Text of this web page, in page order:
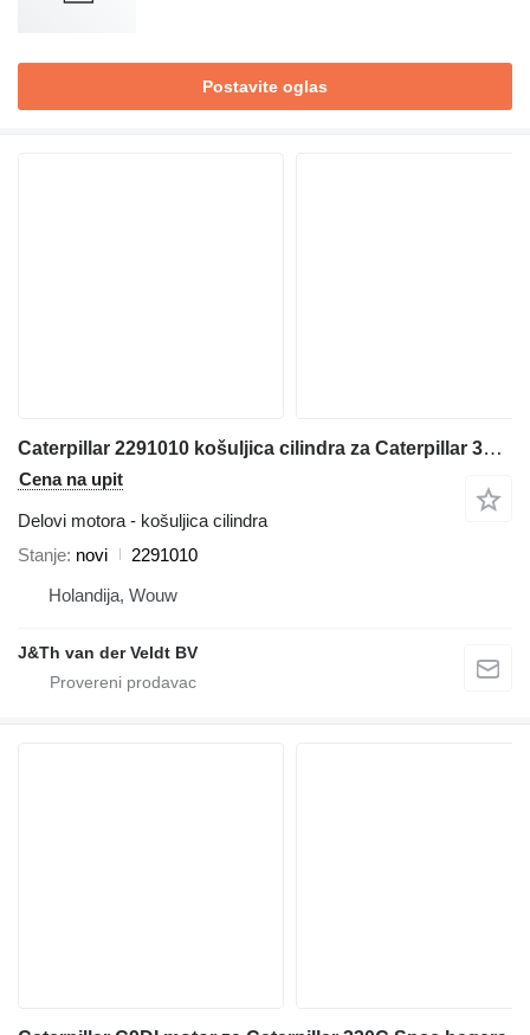
Postavite oglas
Caterpillar 2291010 košuljica cilindra za Caterpillar 312C 314C 345C 330D 324D 325D 336D 336E 349E M330D M325D bagera
Cena na upit
Delovi motora - košuljica cilindra
Stanje novi
2291010
Holandija, Wouw
J&Th van der Veldt BV